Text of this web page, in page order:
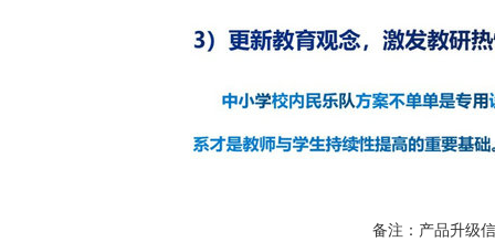
备注：产品升级